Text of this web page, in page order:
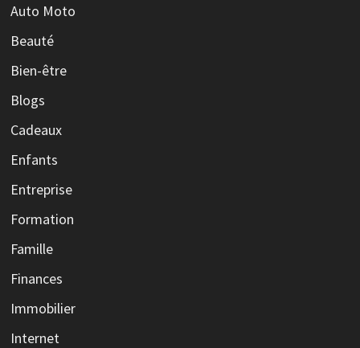
Auto Moto
Beauté
Bien-être
Blogs
Cadeaux
Enfants
Entreprise
Formation
Famille
Finances
Immobilier
Internet